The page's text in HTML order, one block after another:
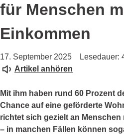
für Menschen
Einkommen
17. September 2025
Lesedauer:
Artikel anhören
Mit ihm haben rund 60 Prozent
Chance auf eine geförderte
richtet sich gezielt an
– in manchen Fällen können